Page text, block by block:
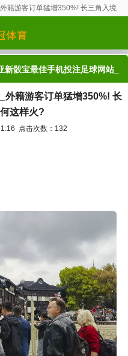
籍游客订单猛增350%! 长三角入境
新骰宝最佳手机投注足球网站_
游为何这样火?
外籍游客订单猛增350%! 长
这样火?
点击次数：132